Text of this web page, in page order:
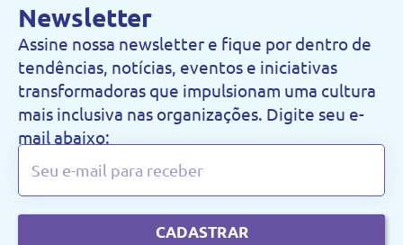
Newsletter
Assine nossa newsletter e fique por dentro de
tendências, notícias, eventos e iniciativas
transformadoras que impulsionam uma cultura
mais inclusiva nas organizações. Digite seu e-
mail abaixo:
CADASTRAR